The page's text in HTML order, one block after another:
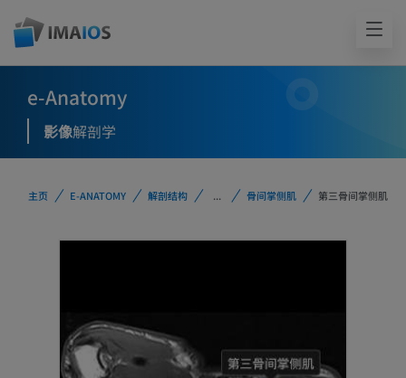
e-Anatomy
影像解剖学
主页 E-ANATOMY 解剖结构 ... 骨间掌侧肌 第三骨间掌侧肌